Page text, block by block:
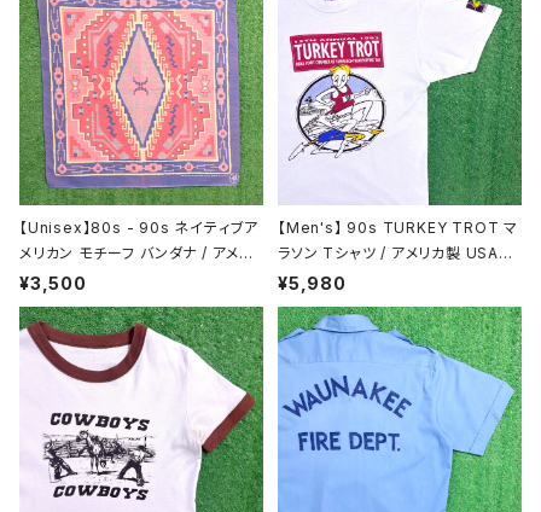
【Unisex】80s - 90s ネイティブア
メリカン モチーフ バンダナ / アメリ
カ製 USA製 80年代 90年代 古着
2142
¥3,500
【Men's】 90s TURKEY TROT マ
ラソン Tシャツ / アメリカ製 USA製
90年代 ティーシャツ T-Shirt 古着
N1466
¥5,980